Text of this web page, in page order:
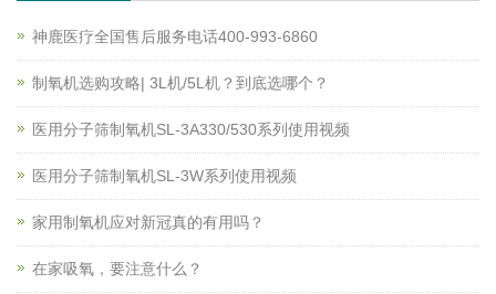
神鹿医疗全国售后服务电话400-993-6860
制氧机选购攻略| 3L机/5L机？到底选哪个？
医用分子筛制氧机SL-3A330/530系列使用视频
医用分子筛制氧机SL-3W系列使用视频
家用制氧机应对新冠真的有用吗？
在家吸氧，要注意什么？